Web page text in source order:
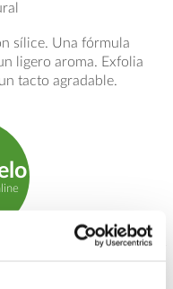
sílice. Una fórmula
ligero aroma. Exfolia
tacto agradable.